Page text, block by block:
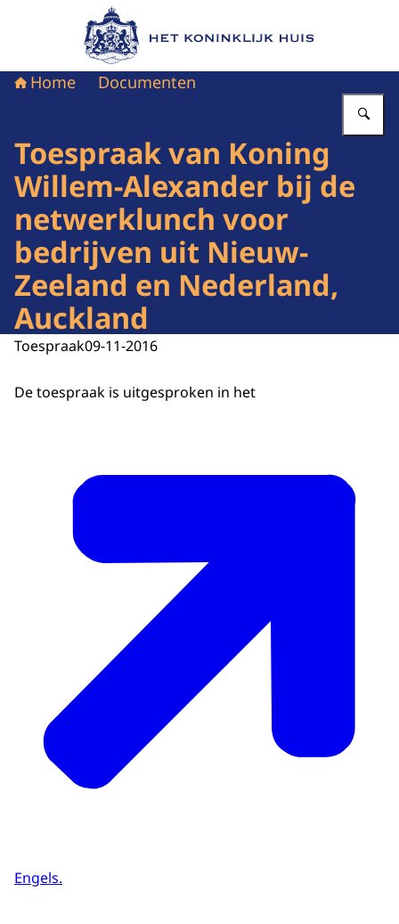
Naar de homepage van Het Koninklijk Huis
Home Documenten
Toespraak van Koning
Willem-Alexander bij de
netwerklunch voor
bedrijven uit Nieuw-
Zeeland en Nederland,
Auckland
Toespraak09-11-2016
De toespraak is uitgesproken in het
Engels.